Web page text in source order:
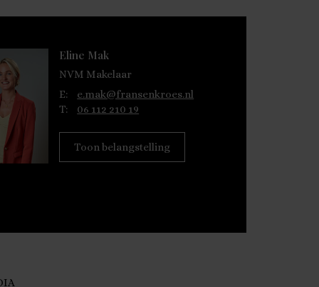
Eline Mak
NVM Makelaar
E:
e.mak@fransenkroes.nl
T:
06 112 210 19
Toon belangstelling